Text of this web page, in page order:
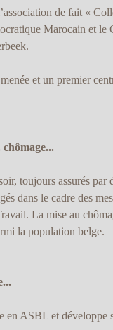
de fait «
Marocain et le
et un premier
chômage...
toujours assurés par
dans le cadre des
La mise au
la population belge.
en ASBL et développe